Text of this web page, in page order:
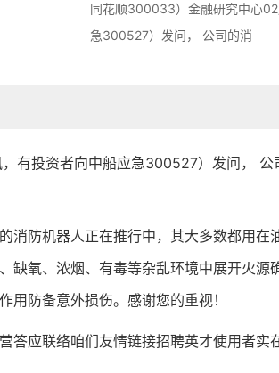
同花顺300033）金融研究中心
急300527）发问， 公司的消
投资者向中船应急300527）发问， 公
防机器人正在推行中，其大多数都用在
缺氧、浓烟、有毒等杂乱环境中展开火源
防备意外损伤。感谢您的重视！
应联络咱们友情链接招聘英才使用者实